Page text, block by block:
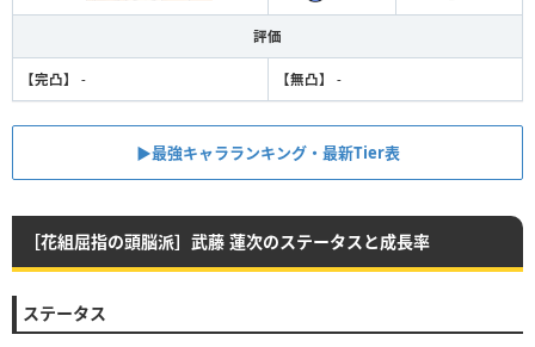
評価
【完凸】 - 【無凸】 -
▶︎最強キャラランキング・最新Tier表
［花組屈指の頭脳派］武藤 蓮次のステータスと成長率
ステータス